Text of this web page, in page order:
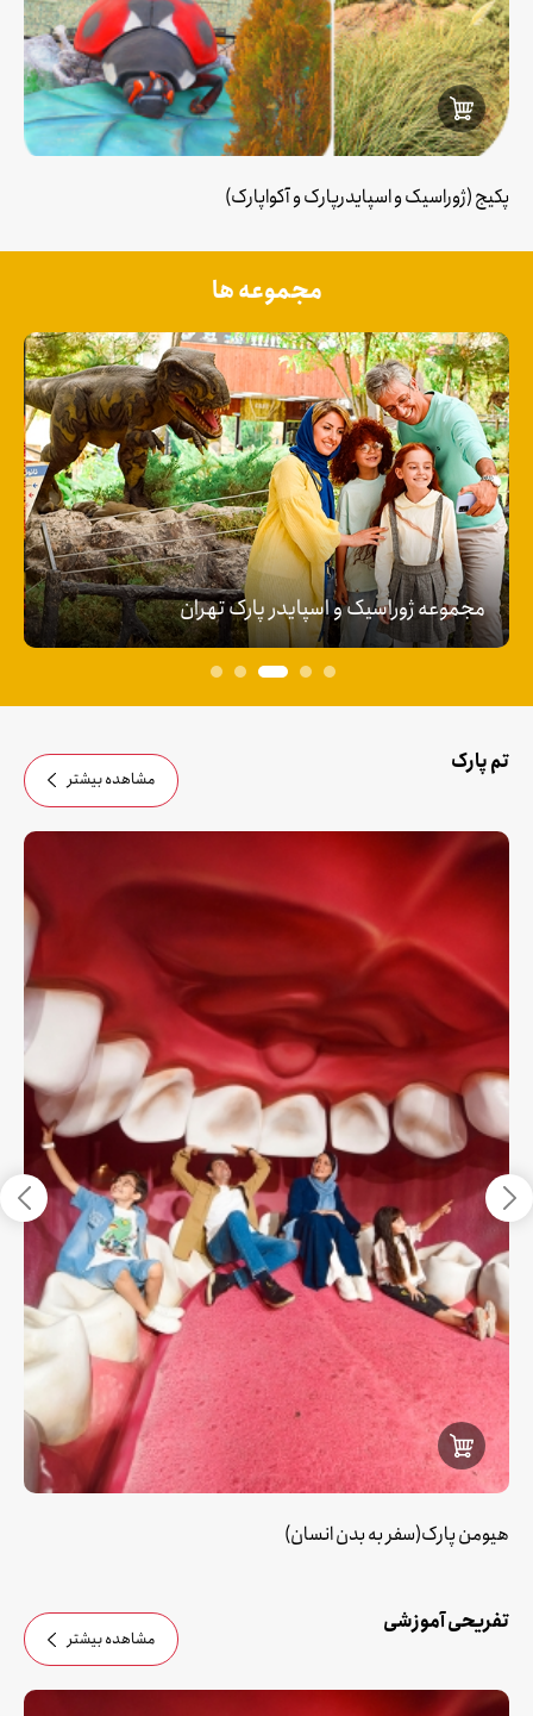
پکیج (ژوراسیک و اسپایدرپارک و آکواپارک)
مجموعه ها
مجموعه ژوراسیک و اسپایدر پارک تهران
تم پارک
مشاهده بیشتر
هیومن پارک(سفر به بدن انسان)
تفریحی آموزشی
مشاهده بیشتر